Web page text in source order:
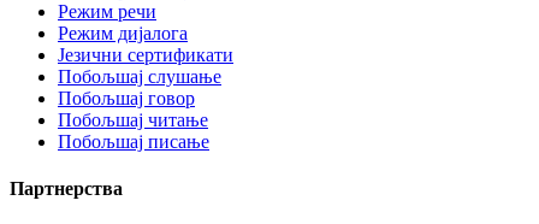
Режим речи
Режим дијалога
Језични сертификати
Побољшај слушање
Побољшај говор
Побољшај читање
Побољшај писање
Партнерства